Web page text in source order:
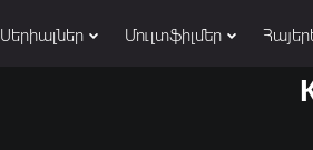
Սերիալներ Մուլտֆիլմեր